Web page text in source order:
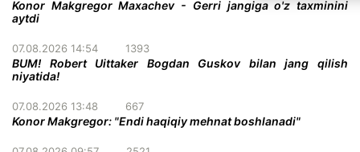
Konor Makgregor Maxachev - Gerri jangiga o'z taxminini
aytdi
07.08.2026 14:54 1393
BUM! Robert Uittaker Bogdan Guskov bilan jang qilish
niyatida!
07.08.2026 13:48 667
Konor Makgregor: "Endi haqiqiy mehnat boshlanadi"